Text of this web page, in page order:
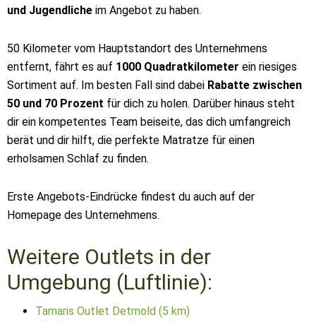
und Jugendliche im Angebot zu haben.
50 Kilometer vom Hauptstandort des Unternehmens
entfernt, fährt es auf 1000 Quadratkilometer ein riesiges
Sortiment auf. Im besten Fall sind dabei Rabatte zwischen
50 und 70 Prozent für dich zu holen. Darüber hinaus steht
dir ein kompetentes Team beiseite, das dich umfangreich
berät und dir hilft, die perfekte Matratze für einen
erholsamen Schlaf zu finden.
Erste Angebots-Eindrücke findest du auch auf der
Homepage des Unternehmens.
Weitere Outlets in der
Umgebung (Luftlinie):
Tamaris Outlet Detmold (5 km)